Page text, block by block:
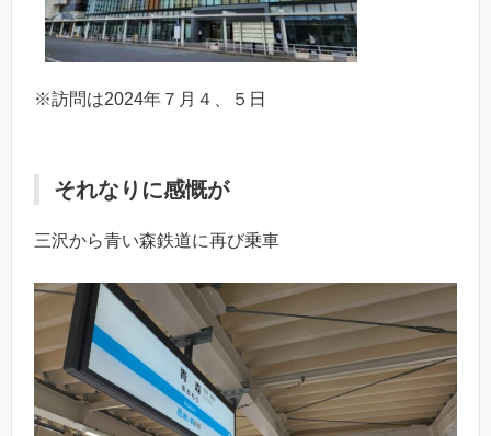
※訪問は2024年７月４、５日
それなりに感慨が
三沢から青い森鉄道に再び乗車